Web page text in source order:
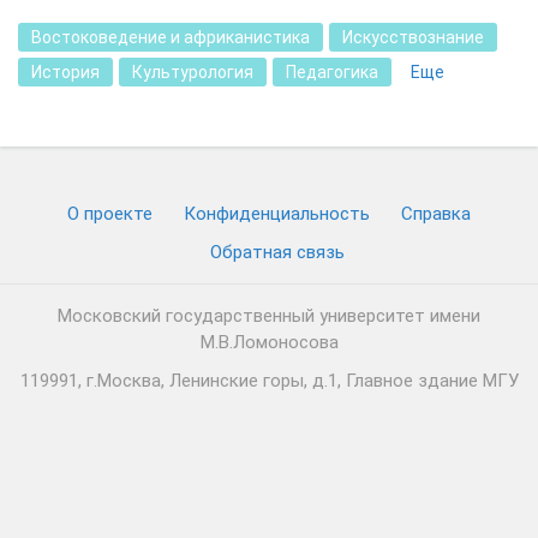
Востоковедение и африканистика
Искусствознание
История
Культурология Педагогика Еще
О проекте Конфиденциальность
Cправка
Обратная связь
Московский государственный университет имени
М.В.Ломоносова
119991, г.Москва, Ленинские горы, д.1, Главное здание МГУ